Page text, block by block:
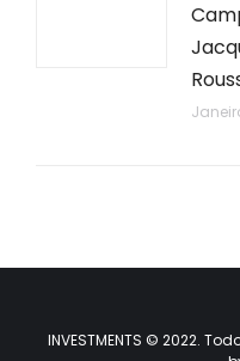
INVESTMENTS © 2022.